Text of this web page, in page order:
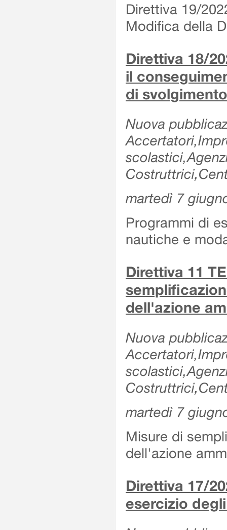
Direttiva 19/
Modifica della
Direttiva 18/
il
di
Nuova
martedì 7
Programmi di
nautiche e
Direttiva 11
dell'azione
Nuova
martedì 7
Misure di
dell'azione
Direttiva 17/
esercizio